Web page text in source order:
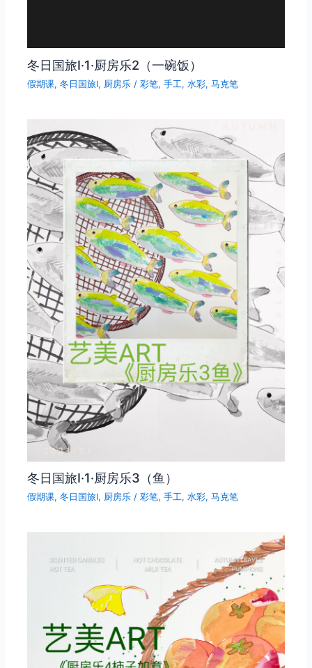
冬日国旅Ⅰ·1·厨房乐2（一碗饭）
假期课,冬日国旅Ⅰ, 厨房乐 /彩笔,手工,水彩,马克笔
冬日国旅Ⅰ·1·厨房乐3（鱼）
假期课,冬日国旅Ⅰ, 厨房乐 /彩笔,手工,水彩,马克笔